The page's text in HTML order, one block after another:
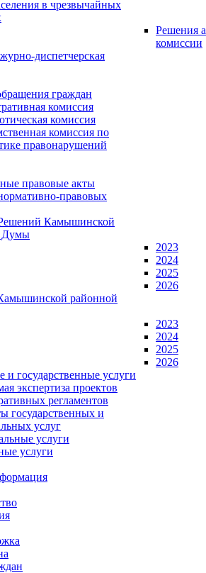
в чрезвычайных
Решения
комиссии
диспетчерская
граждан
комиссия
комиссия
комиссия по
правонарушений
правовые акты
правовых
Камышинской
Думы
2023
2024
2025
2026
районной
2023
2024
2025
2026
государственные услуги
экспертиза проектов
регламентов
государственных и
услуг
услуги
услуги